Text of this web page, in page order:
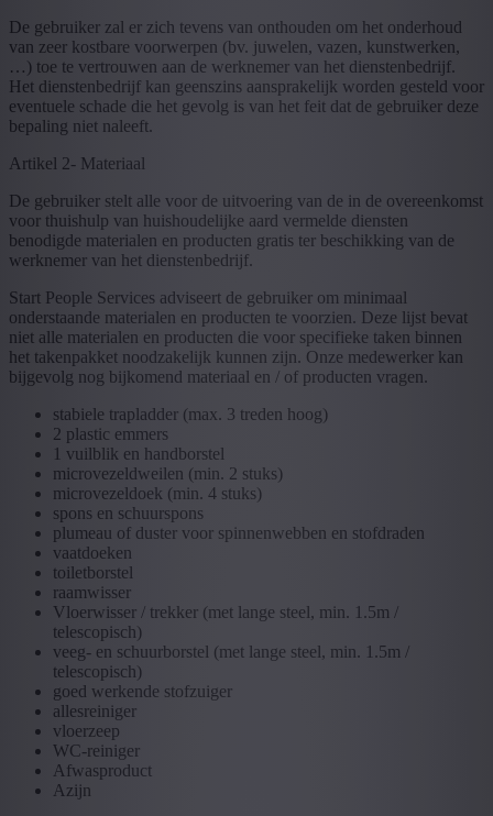
De gebruiker zal er zich tevens van onthouden om het onderhoud
van zeer kostbare voorwerpen (bv. juwelen, vazen, kunstwerken,
…) toe te vertrouwen aan de werknemer van het dienstenbedrijf.
Het dienstenbedrijf kan geenszins aansprakelijk worden gesteld voor
eventuele schade die het gevolg is van het feit dat de gebruiker deze
bepaling niet naleeft.
Artikel 2- Materiaal
De gebruiker stelt alle voor de uitvoering van de in de overeenkomst
voor thuishulp van huishoudelijke aard vermelde diensten
benodigde materialen en producten gratis ter beschikking van de
werknemer van het dienstenbedrijf.
Start People Services adviseert de gebruiker om minimaal
onderstaande materialen en producten te voorzien. Deze lijst bevat
niet alle materialen en producten die voor specifieke taken binnen
het takenpakket noodzakelijk kunnen zijn. Onze medewerker kan
bijgevolg nog bijkomend materiaal en / of producten vragen.
stabiele trapladder (max. 3 treden hoog)
2 plastic emmers
1 vuilblik en handborstel
microvezeldweilen (min. 2 stuks)
microvezeldoek (min. 4 stuks)
spons en schuurspons
​​​​​plumeau of duster voor spinnenwebben en stofdraden
vaatdoeken
toiletborstel
raamwisser
Vloerwisser / trekker (met lange steel, min. 1.5m /
telescopisch)
veeg- en schuurborstel (met lange steel, min. 1.5m /
telescopisch)
goed werkende stofzuiger
allesreiniger
vloerzeep
WC-reiniger
Afwasproduct
Azijn